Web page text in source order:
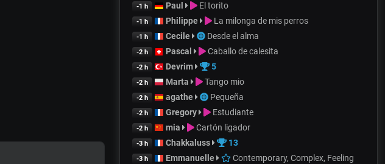
-1 h Paul El torito
-1 h Philippe La milonga de mis perros
-1 h Cecile Desde el alma
-2 h Pascal Caballo de calesita
-2 h Devrim 5
-2 h Marta Tango mio
-2 h agathe Pequeña
-2 h Gregory Estudiante
-2 h mia Cartón ligador
-3 h Chakkaluss 13
-3 h Emmanuelle Contemporary, Complex, Feeling